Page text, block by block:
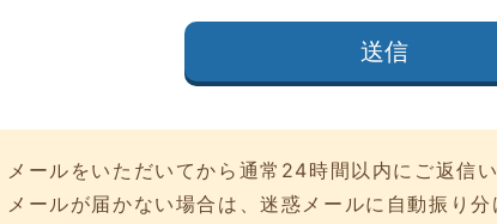
メールをいただいてから通常24時間以内にご返信い
メールが届かない場合は、迷惑メールに自動振り